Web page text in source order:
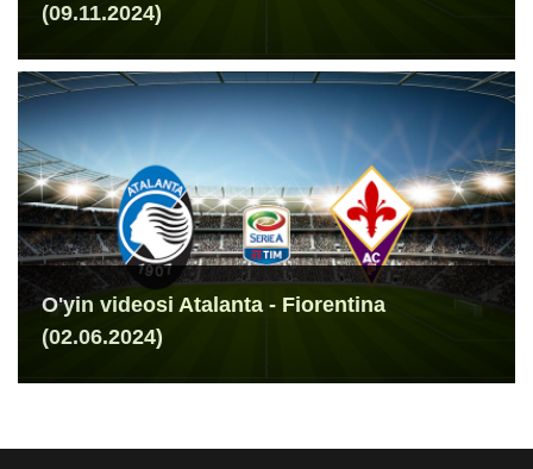
(09.11.2024)
O'yin videosi Atalanta - Fiorentina
(02.06.2024)